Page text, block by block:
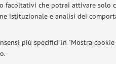
facoltativi che potrai attivare solo
istituzionale e analisi dei
più specifici in "Mostra